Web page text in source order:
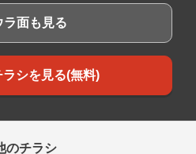
ラ面も見る
シを見る(無料)
のチラシ